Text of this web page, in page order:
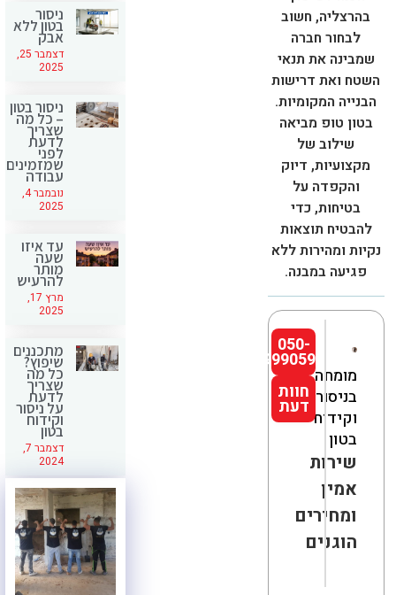
בהרצליה, חשוב
לבחור חברה
שמבינה את תנאי
השטח ואת דרישות
הבנייה המקומיות.
בטון טופ מביאה
שילוב של
מקצועיות, דיוק
והקפדה על
בטיחות, כדי
להבטיח תוצאות
נקיות ומהירות ללא
פגיעה במבנה.
מומחה
בניסור
וקידוח
בטון
שירות
אמין
ומחירים
הוגנים
050-
9990592
חוות
דעת
ניסור
בטון ללא
אבק
דצמבר 25,
2025
ניסור בטון
– כל מה
שצריך
לדעת
לפני
שמזמינים
עבודה
נובמבר 4,
2025
עד איזו
שעה
מותר
להרעיש
מרץ 17,
2025
מתכננים
שיפוץ?
כל מה
שצריך
לדעת
על ניסור
וקידוח
בטון
דצמבר 7,
2024